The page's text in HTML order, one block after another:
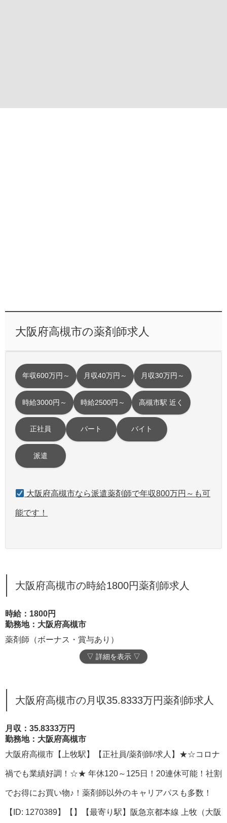
大阪府高槻市の薬剤師求人
年収600万円～ 月収40万円～ 月収30万円～
時給3000円～ 時給2500円～ 高槻市駅 近く
正社員 パート バイト
派遣
大阪府高槻市なら派遣薬剤師で年収800万円～も可
能です！
大阪府高槻市の時給1800円薬剤師求人
時給：1800円
勤務地：大阪府高槻市
薬剤師（ボーナス・賞与あり）
▽ 詳細を表示 ▽
大阪府高槻市の月収35.8333万円薬剤師求人
月収：35.8333万円
勤務地：大阪府高槻市
大阪府高槻市【上牧駅】【正社員/薬剤師/求人】★☆コロナ
禍でも業績好調！☆★ 年休120～125日！20連休可能！社割
でお得にお買い物♪！薬剤師以外のキャリアパスも多数！
【ID: 1270389】【】【最寄り駅】阪急京都本線 上牧（大阪